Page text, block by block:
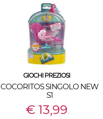
GIOCHI PREZIOSI
COCORITOS SINGOLO NEW
S1
€ 13,99